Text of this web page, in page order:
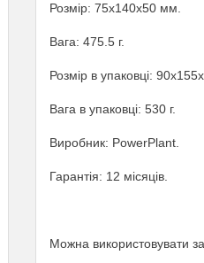
Розмір: 75x140x50 мм.
Вага: 475.5 г.
Розмір в упаковці:
Вага в упаковці: 530 г.
Виробник: PowerPlant.
Гарантія: 12 місяців.
Можна використовувати